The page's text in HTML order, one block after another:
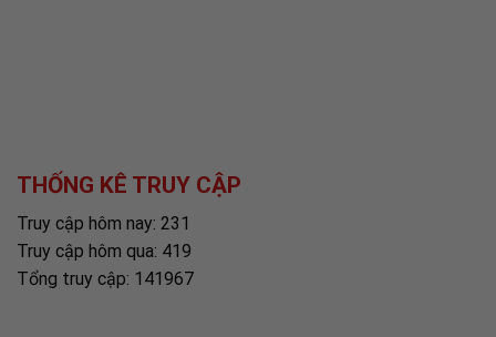
THỐNG KÊ TRUY CẬP
Truy cập hôm nay: 231
Truy cập hôm qua: 419
Tổng truy cập: 141967